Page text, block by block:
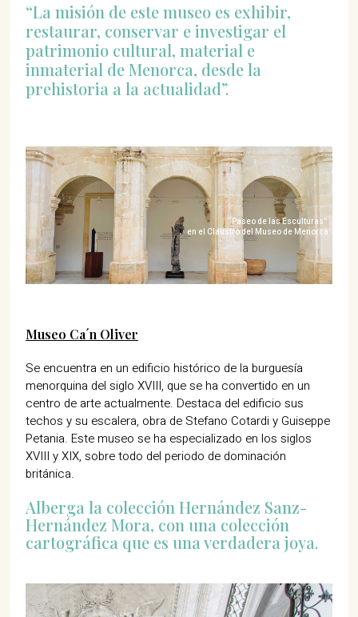
“La misión de este museo es exhibir,
restaurar, conservar e investigar el
patrimonio cultural, material e
inmaterial de Menorca, desde la
prehistoria a la actualidad”.
“Paseo de las Esculturas”
en el Claustro del Museo de Menorca
Museo Ca´n Oliver
Se encuentra en un edificio histórico de la burguesía
menorquina del siglo XVIII, que se ha convertido en un
centro de arte actualmente. Destaca del edificio sus
techos y su escalera, obra de Stefano Cotardi y Guiseppe
Petania. Este museo se ha especializado en los siglos
XVIII y XIX, sobre todo del periodo de dominación
británica.
Alberga la colección Hernández Sanz-
Hernández Mora, con una colección
cartográfica que es una verdadera joya.